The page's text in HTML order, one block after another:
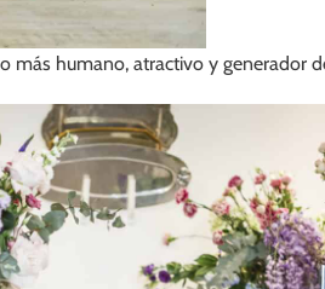
humano, atractivo y generador